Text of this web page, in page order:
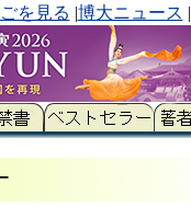
を見る |博大ニュース |